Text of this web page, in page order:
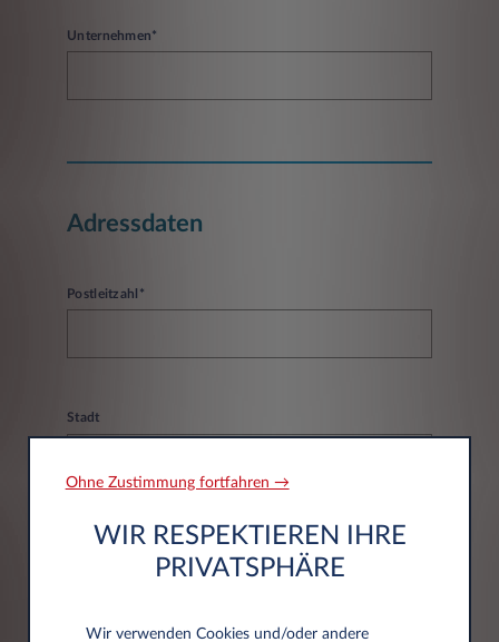
Unternehmen*
Adressdaten
Postleitzahl*
Stadt
Ohne Zustimmung fortfahren →
WIR RESPEKTIEREN IHRE
PRIVATSPHÄRE
Wir verwenden Cookies und/oder andere